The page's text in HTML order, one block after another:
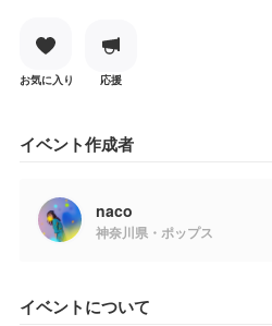
お気に入り 応援
イベント作成者
naco
神奈川県・ポップス
イベントについて